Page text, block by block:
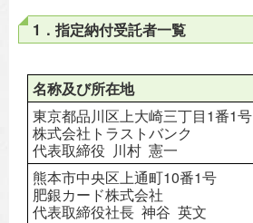
1．指定納付受託者一覧
名称及び所在地
東京都品川区上大崎三丁目1番1号
株式会社トラストバンク
代表取締役 川村 憲一
熊本市中央区上通町10番1号
肥銀カード株式会社
代表取締役社長 神谷 英文